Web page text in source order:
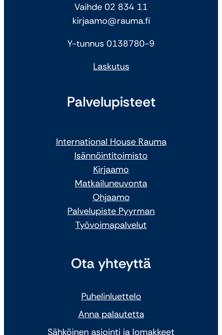
Vaihde 02 834 11
kirjaamo@rauma.fi
Y-tunnus 0138780-9
Laskutus
Palvelupisteet
International House Rauma
Isännöintitoimisto
Kirjaamo
Matkailuneuvonta
Ohjaamo
Palvelupiste Pyyrman
Työvoimapalvelut
Ota yhteyttä
Puhelinluettelo
Anna palautetta
Sähköinen asiointi ja lomakkeet